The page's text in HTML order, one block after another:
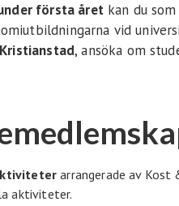
första åretkan du som
vid
Kristianstad, ansöka om
arrangerade av Kost
aktiviteter.